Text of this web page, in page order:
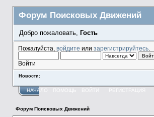
Форум Поисковых Движений
Добро пожаловать, Гость
Пожалуйста, войдите или зарегистрируйтесь.
Войти
Новости:
НАЧАЛО ПОМОЩЬ ВОЙТИ РЕГИСТРАЦИЯ
Форум Поисковых Движений